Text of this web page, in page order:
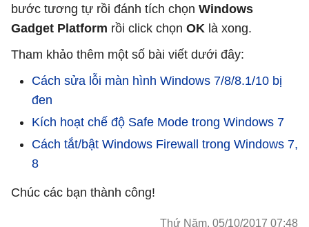
bước tương tự rồi đánh tích chọn Windows
Gadget Platform rồi click chọn OK là xong.
Tham khảo thêm một số bài viết dưới đây:
Cách sửa lỗi màn hình Windows 7/8/8.1/10 bị
đen
Kích hoạt chế độ Safe Mode trong Windows 7
Cách tắt/bật Windows Firewall trong Windows 7,
8
Chúc các bạn thành công!
Thứ Năm, 05/10/2017 07:48